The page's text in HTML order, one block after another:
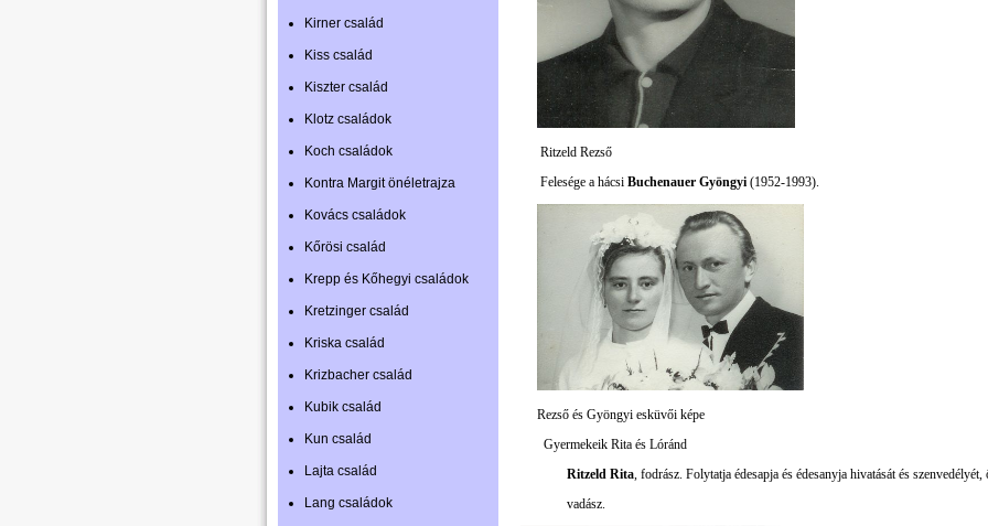
Kirner család
Kiss család
Kiszter család
Klotz családok
Koch családok
Kontra Margit önéletrajza
Kovács családok
Kőrösi család
Krepp és Kőhegyi családok
Kretzinger család
Kriska család
Krizbacher család
Kubik család
Kun család
Lajta család
Lang családok
Ritzeld Rezső
Felesége a hácsi Buchenauer Gyöngyi (1952-1993).
Rezső és Gyöngyi esküvői képe
Gyermekeik Rita és Lóránd
Ritzeld Rita, fodrász. Folytatja édesapja és édesanyja hivatását és szenvedélyét,
vadász.